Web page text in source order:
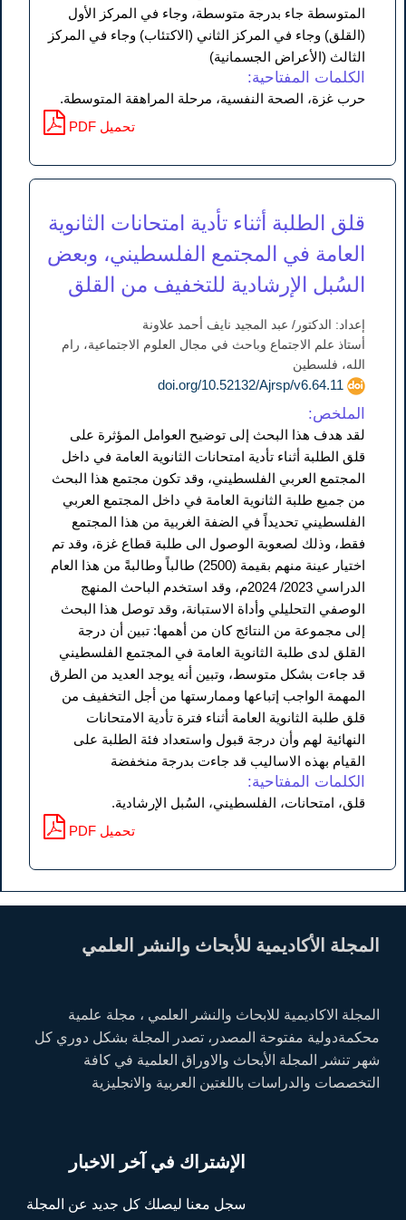
المتوسطة جاء بدرجة متوسطة، وجاء في المركز الأول
(القلق) وجاء في المركز الثاني (الاكتئاب) وجاء في المركز
الثالث (الأعراض الجسمانية)
الكلمات المفتاحية:
حرب غزة، الصحة النفسية، مرحلة المراهقة المتوسطة.
PDF تحميل
قلق الطلبة أثناء تأدية امتحانات الثانوية
العامة في المجتمع الفلسطيني، وبعض
السُبل الإرشادية للتخفيف من القلق
إعداد: الدكتور/ عبد المجيد نايف أحمد علاونة
أستاذ علم الاجتماع وباحث في مجال العلوم الاجتماعية، رام
الله، فلسطين
doi.org/10.52132/Ajrsp/v6.64.11
الملخص:
لقد هدف هذا البحث إلى توضيح العوامل المؤثرة على
قلق الطلبة أثناء تأدية امتحانات الثانوية العامة في داخل
المجتمع العربي الفلسطيني، وقد تكون مجتمع هذا البحث
من جميع طلبة الثانوية العامة في داخل المجتمع العربي
الفلسطيني تحديداً في الضفة الغربية من هذا المجتمع
فقط، وذلك لصعوبة الوصول الى طلبة قطاع غزة، وقد تم
اختيار عينة منهم بقيمة (2500) طالباً وطالبةً من هذا العام
الدراسي 2023/ 2024م، وقد استخدم الباحث المنهج
الوصفي التحليلي وأداة الاستبانة، وقد توصل هذا البحث
إلى مجموعة من النتائج كان من أهمها: تبين أن درجة
القلق لدى طلبة الثانوية العامة في المجتمع الفلسطيني
قد جاءت بشكل متوسط، وتبين أنه يوجد العديد من الطرق
المهمة الواجب إتباعها وممارستها من أجل التخفيف من
قلق طلبة الثانوية العامة أثناء فترة تأدية الامتحانات
النهائية لهم وأن درجة قبول واستعداد فئة الطلبة على
القيام بهذه الاساليب قد جاءت بدرجة منخفضة
الكلمات المفتاحية:
قلق، امتحانات، الفلسطيني، السُبل الإرشادية.
PDF تحميل
المجلة الأكاديمية للأبحاث والنشر العلمي
المجلة الاكاديمية للابحاث والنشر العلمي ، مجلة علمية
محكمةدولية مفتوحة المصدر، تصدر المجلة بشكل دوري كل
شهر تنشر المجلة الأبحاث والاوراق العلمية في كافة
التخصصات والدراسات باللغتين العربية والانجليزية
الإشتراك في آخر الاخبار
سجل معنا ليصلك كل جديد عن المجلة